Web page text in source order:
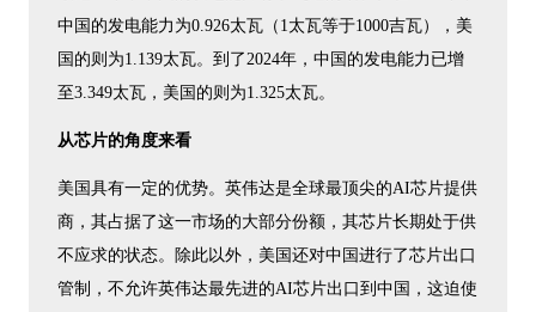
中国的发电能力为0.926太瓦（1太瓦等于1000吉瓦），美
国的则为1.139太瓦。到了2024年，中国的发电能力已增
至3.349太瓦，美国的则为1.325太瓦。
从芯片的角度来看
美国具有一定的优势。英伟达是全球最顶尖的AI芯片提供
商，其占据了这一市场的大部分份额，其芯片长期处于供
不应求的状态。除此以外，美国还对中国进行了芯片出口
管制，不允许英伟达最先进的AI芯片出口到中国，这迫使